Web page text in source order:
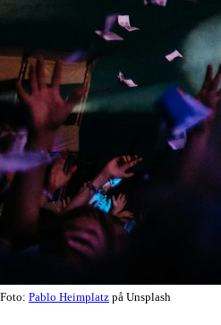
Foto: Pablo Heimplatz på Unsplash